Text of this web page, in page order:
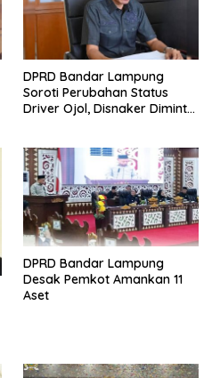
DPRD Bandar Lampung
Soroti Perubahan Status
Driver Ojol, Disnaker Diminta
DPRD Bandar Lampung
Desak Pemkot Amankan 11
Aset